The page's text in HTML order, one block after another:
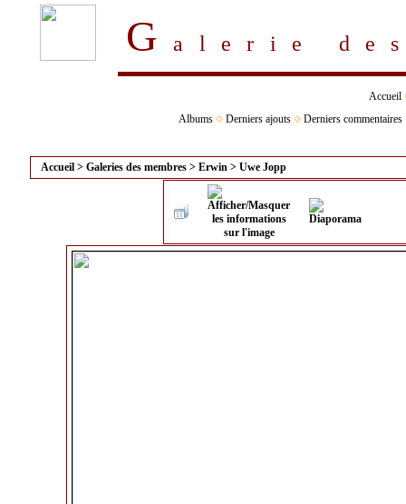
Galerie
Accueil
Albums
Derniers ajouts Derniers commentaires
Accueil > Galeries des membres > Erwin > Uwe Jopp